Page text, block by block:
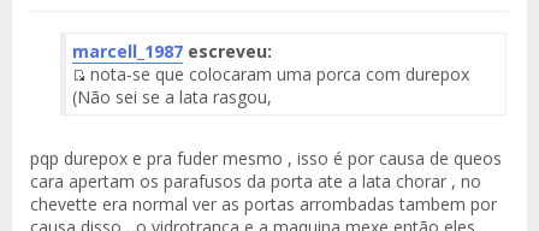
marcell_1987 escreveu:
Fuente
nota-se que colocaram uma porca com durepox
(Não sei se a lata rasgou,
pqp durepox e pra fuder mesmo , isso é por causa de queos
cara apertam os parafusos da porta ate a lata chorar , no
chevette era normal ver as portas arrombadas tambem por